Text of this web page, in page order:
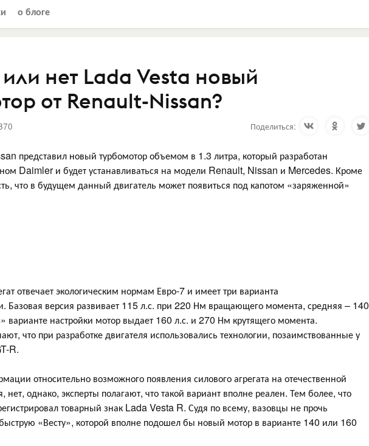
о блоге
нет Lada Vesta новый
от Renault-Nissan?
Поделиться:
представил новый турбомотор объемом в 1.3 литра, который разработан
Daimler и будет устанавливаться на модели Renault, Nissan и Mercedes. Кроме
что в будущем данный двигатель может появиться под капотом «заряженной»
отвечает экологическим нормам Евро-7 и имеет три варианта
Базовая версия развивает 115 л.с. при 220 Нм вращающего момента, средняя – 140
варианте настройки мотор выдает 160 л.с. и 270 Нм крутящего момента.
что при разработке двигателя использовались технологии, позаимствованные у
R.
относительно возможного появления силового агрегата на отечественной
нет, однако, эксперты полагают, что такой вариант вполне реален. Тем более, что
товарный знак Lada Vesta R. Судя по всему, вазовцы не прочь
«Весту», которой вполне подошел бы новый мотор в варианте 140 или 160